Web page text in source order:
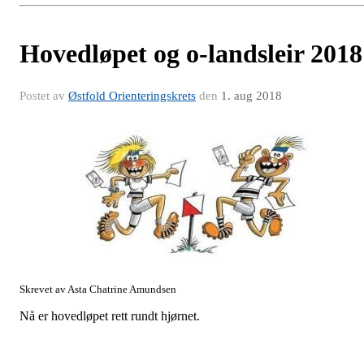
Hovedløpet og o-landsleir 2018
Postet av Østfold Orienteringskrets den 1. aug 2018
Skrevet av Asta Chatrine Amundsen
Nå er hovedløpet rett rundt hjørnet.